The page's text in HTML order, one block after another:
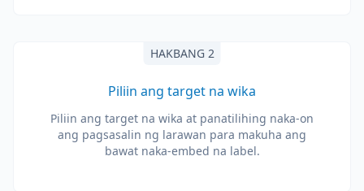
HAKBANG 2
Piliin ang target na wika
Piliin ang target na wika at panatilihing naka-on
ang pagsasalin ng larawan para makuha ang
bawat naka-embed na label.